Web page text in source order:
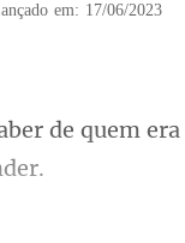
em: 17/06/2023